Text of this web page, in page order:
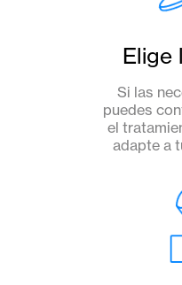
Elige
Si las
puedes
el
adapte a